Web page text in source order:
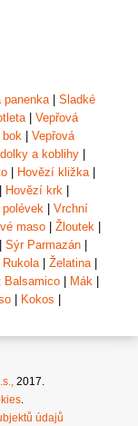
panenka
Sladké
Vepřová
Vepřová
a koblihy
Hovězí kližka
Hovězí krk
Vrchní
maso Žloutek
Sýr Parmazán
Rukola Želatina
Balsamico Mák
Kokos
2017.
.
údajů